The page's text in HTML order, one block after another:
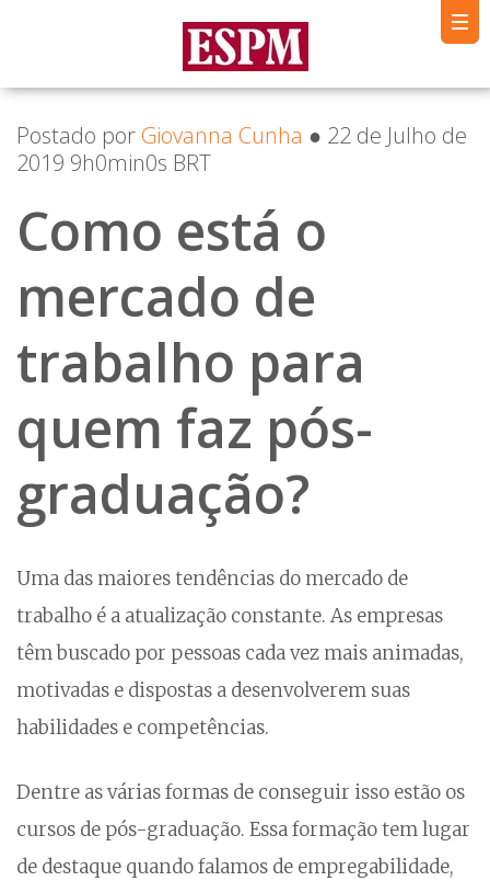
Postado por Giovanna Cunha ● 22 de Julho de
2019 9h0min0s BRT
Como está o
mercado de
trabalho para
quem faz pós-
graduação?
Uma das maiores tendências do mercado de
trabalho é a atualização constante. As empresas
têm buscado por pessoas cada vez mais animadas,
motivadas e dispostas a desenvolverem suas
habilidades e competências.
Dentre as várias formas de conseguir isso estão os
cursos de pós-graduação. Essa formação tem lugar
de destaque quando falamos de empregabilidade,